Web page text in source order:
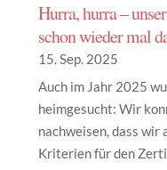
Hurra, hurra –
schon wieder mal
15. Sep. 2025
Auch im Jahr 2025
heimgesucht: Wir
nachweisen, dass
Kriterien für den